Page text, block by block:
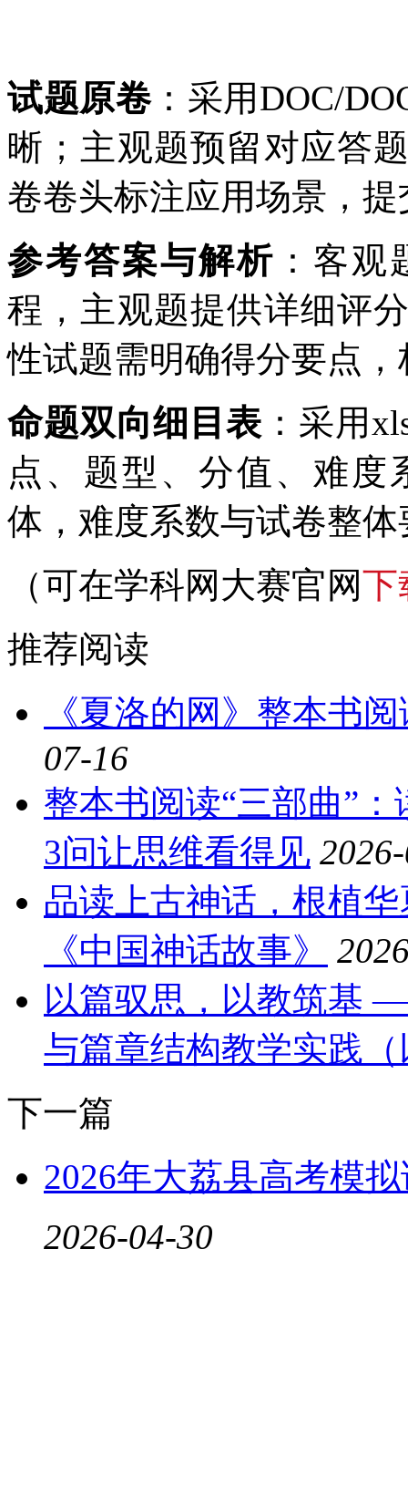
试题原卷：采用DOC/
晰；主观题预留对应答
卷卷头标注应用场景，
参考答案与解析 ：客
程，主观题提供详细评
性试题需明确得分要点
命题双向细目表 ：采用
点、题型、分值、难度
体，难度系数与试卷整
（可在学科网大赛官网下
推荐阅读
《夏洛的网》整本书
07-16
整本书阅读“三部曲”
3问让思维看得见
品读上古神话，根植
《中国神话故事》
以篇驭思，以教筑基
与篇章结构教学实践
下一篇
2026年大荔县高考模
2026-04-30